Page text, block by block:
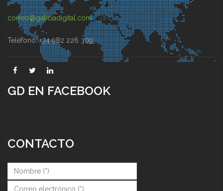
correo@galiciadigital.com
Teléfono: +34 982 226 309
GD EN FACEBOOK
CONTACTO
Nombre (*)*
Correo (*)*